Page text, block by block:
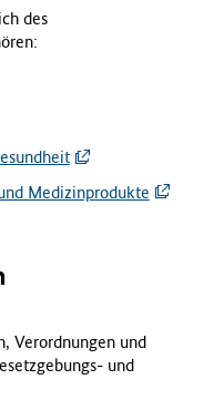
des
Medizinprodukte
Verordnungen und
und